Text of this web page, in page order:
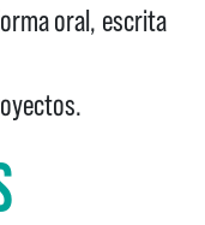
oral, escrita